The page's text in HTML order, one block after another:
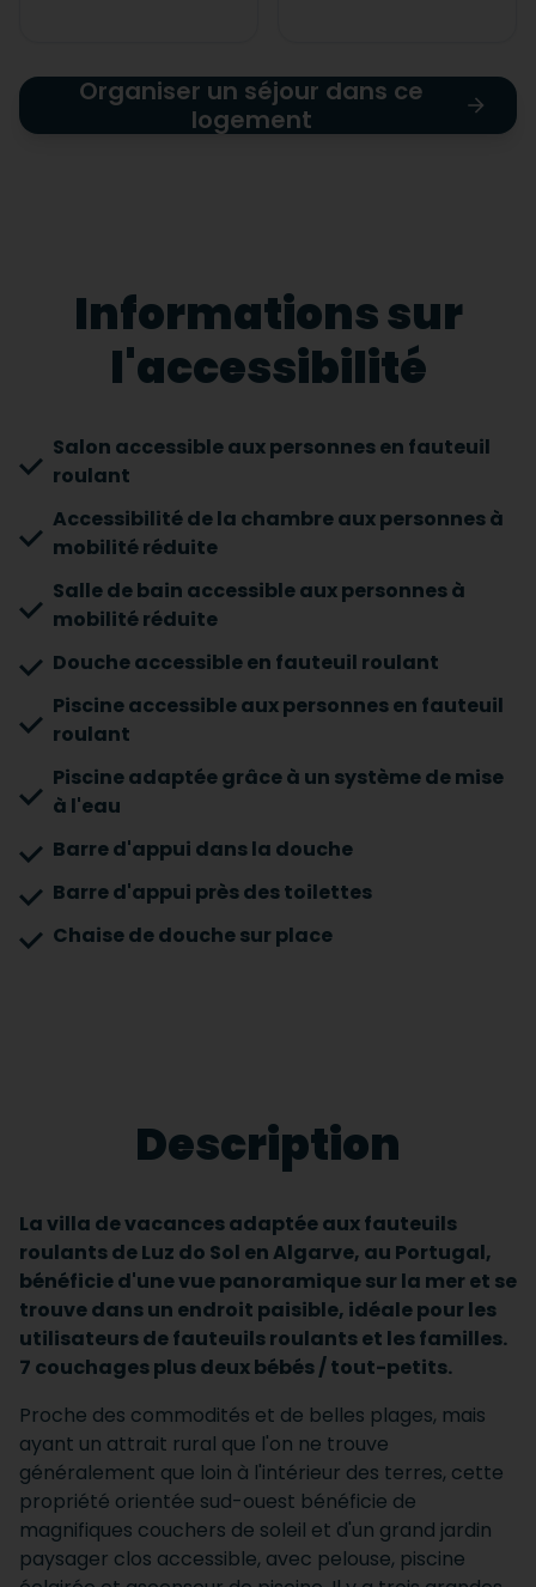
Organiser un séjour dans ce
logement
Informations sur
l'accessibilité
Salon accessible aux personnes en fauteuil
roulant
Accessibilité de la chambre aux personnes à
mobilité réduite
Salle de bain accessible aux personnes à
mobilité réduite
Douche accessible en fauteuil roulant
Piscine accessible aux personnes en fauteuil
roulant
Piscine adaptée grâce à un système de mise
à l'eau
Barre d'appui dans la douche
Barre d'appui près des toilettes
Chaise de douche sur place
Description
La villa de vacances adaptée aux fauteuils
roulants de Luz do Sol en Algarve, au Portugal,
bénéficie d'une vue panoramique sur la mer et se
trouve dans un endroit paisible, idéale pour les
utilisateurs de fauteuils roulants et les familles.
7 couchages plus deux bébés / tout-petits.
Proche des commodités et de belles plages, mais
ayant un attrait rural que l'on ne trouve
généralement que loin à l'intérieur des terres, cette
propriété orientée sud-ouest bénéficie de
magnifiques couchers de soleil et d'un grand jardin
paysager clos accessible, avec pelouse, piscine